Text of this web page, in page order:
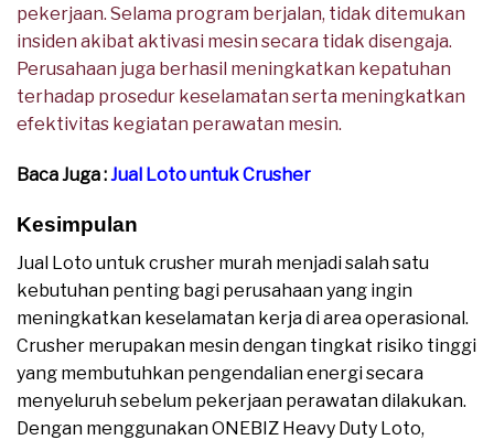
pekerjaan. Selama program berjalan, tidak ditemukan
insiden akibat aktivasi mesin secara tidak disengaja.
Perusahaan juga berhasil meningkatkan kepatuhan
terhadap prosedur keselamatan serta meningkatkan
efektivitas kegiatan perawatan mesin.
Baca Juga :Jual Loto untuk Crusher
Kesimpulan
Jual Loto untuk crusher murah menjadi salah satu
kebutuhan penting bagi perusahaan yang ingin
meningkatkan keselamatan kerja di area operasional.
Crusher merupakan mesin dengan tingkat risiko tinggi
yang membutuhkan pengendalian energi secara
menyeluruh sebelum pekerjaan perawatan dilakukan.
Dengan menggunakan ONEBIZ Heavy Duty Loto,